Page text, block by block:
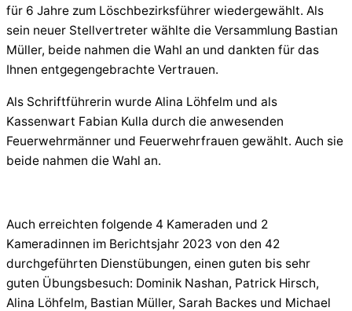
für 6 Jahre zum Löschbezirksführer wiedergewählt. Als
sein neuer Stellvertreter wählte die Versammlung Bastian
Müller, beide nahmen die Wahl an und dankten für das
Ihnen entgegengebrachte Vertrauen.
Als Schriftführerin wurde Alina Löhfelm und als
Kassenwart Fabian Kulla durch die anwesenden
Feuerwehrmänner und Feuerwehrfrauen gewählt. Auch sie
beide nahmen die Wahl an.
Auch erreichten folgende 4 Kameraden und 2
Kameradinnen im Berichtsjahr 2023 von den 42
durchgeführten Dienstübungen, einen guten bis sehr
guten Übungsbesuch: Dominik Nashan, Patrick Hirsch,
Alina Löhfelm, Bastian Müller, Sarah Backes und Michael